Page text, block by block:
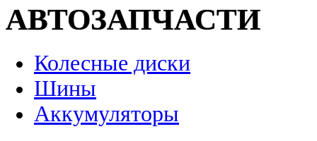
АВТОЗАПЧАСТИ
Колесные диски
Шины
Аккумуляторы